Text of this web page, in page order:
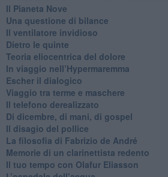
​Il Pianeta Nove
​Una questione di bilance
​Il ventilatore invidioso
​Dietro le quinte
​Teoria eliocentrica del dolore
In viaggio nell’Hypermaremma
​Escher il dialogico
​Viaggio tra terme e maschere
Il telefono derealizzato
​Di dicembre, di mani, di gospel
​Il disagio del pollice
​La filosofia di Fabrizio de André
Memorie di un clarinettista redento
​Il tuo tempo con Olafur Eliasson